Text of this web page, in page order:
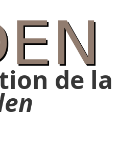
de la